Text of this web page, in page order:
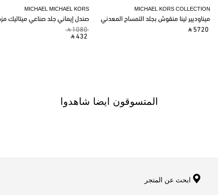
MICHAEL MICHAEL KORS
صندل إيماني جلد صناعي ميتاليك
‎ ⃁ 1080 ‎
‎ ⃁ 432 ‎
MICHAEL KORS COLLECTION
ميناوديير تينا منقوش بجلد التمساح المعدني
‎ ⃁ 5720 ‎
المتسوقون ايضا شاهدوا
ابحث عن المتجر